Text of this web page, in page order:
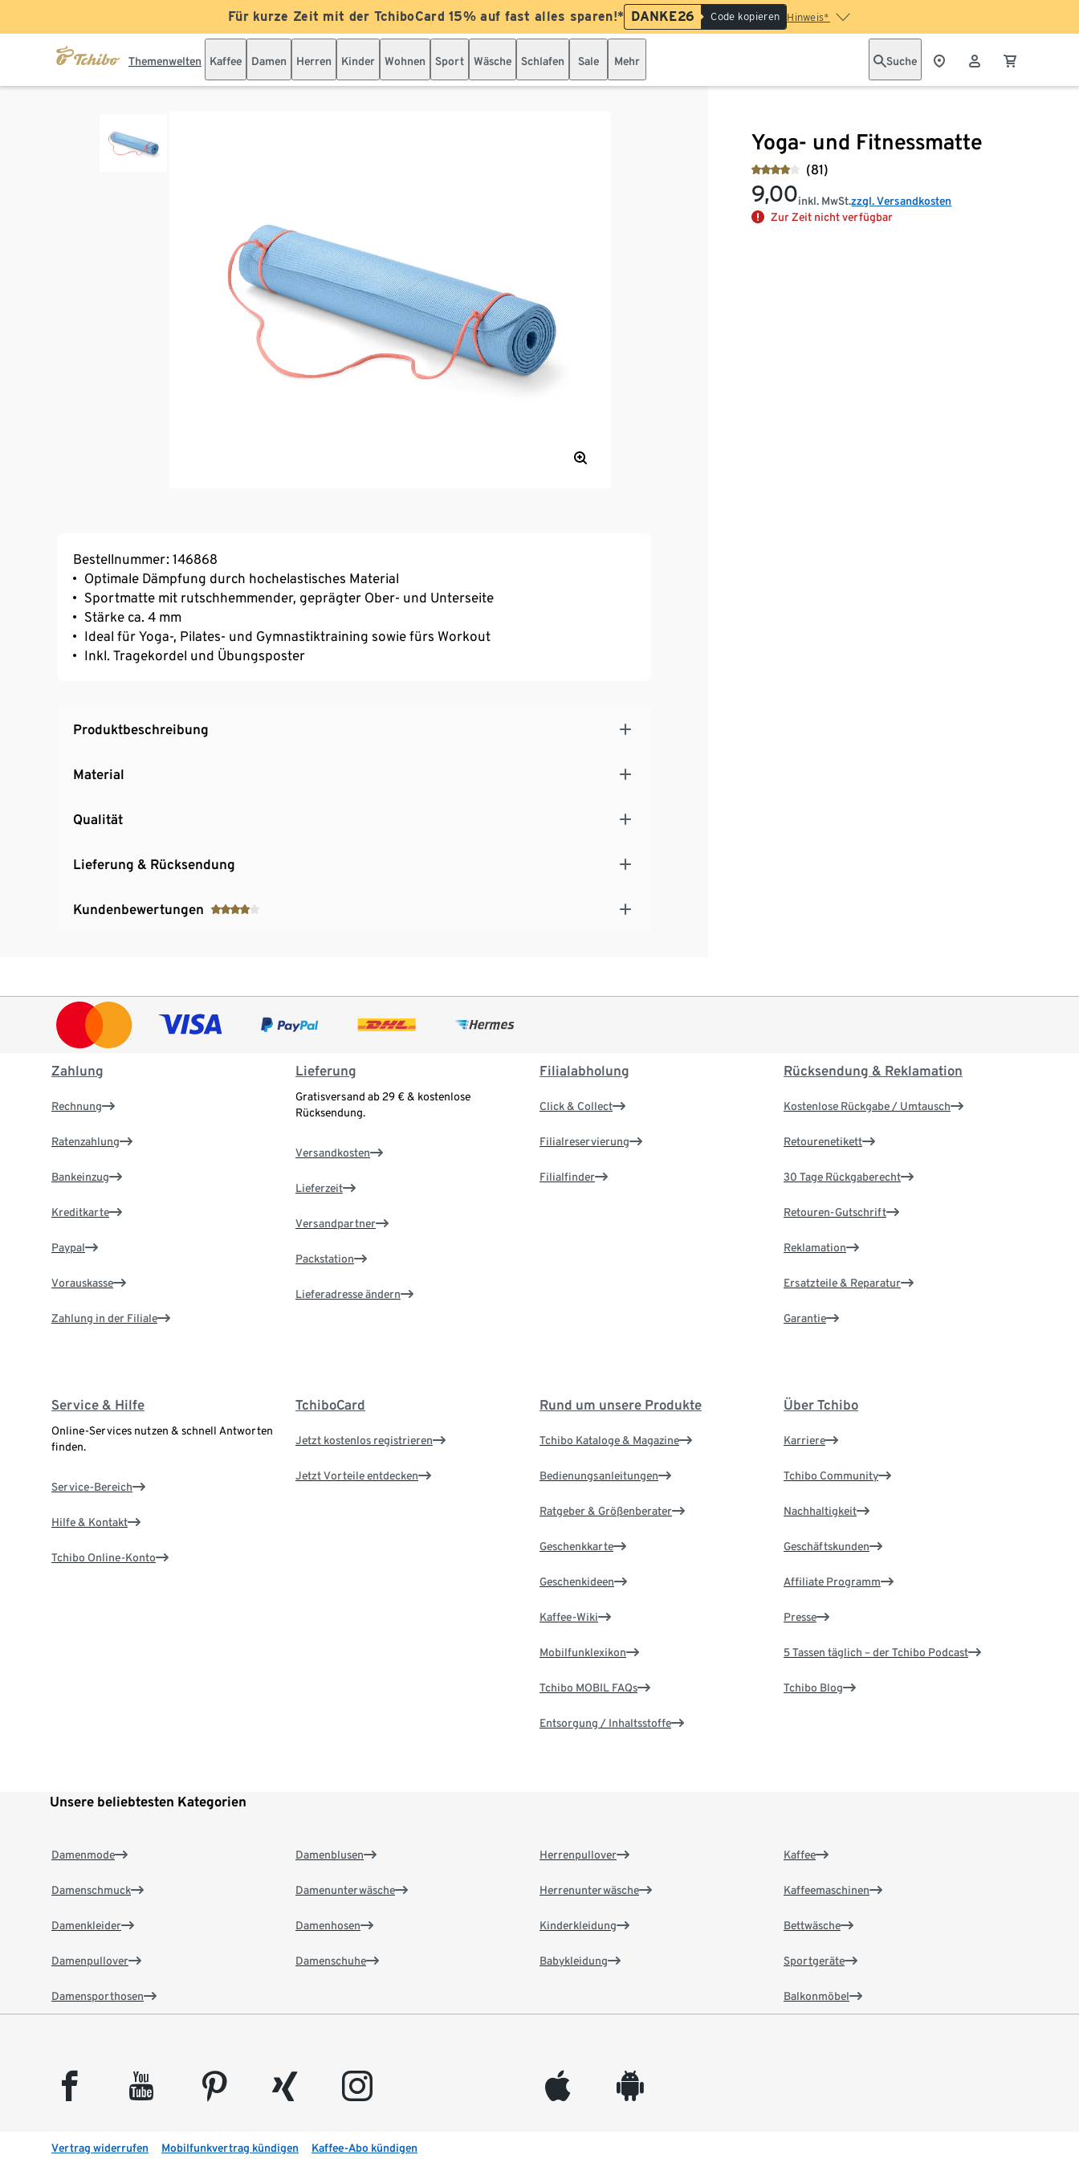
Für kurze Zeit mit der TchiboCard 15% auf fast alles sparen!* DANKE26 Code kopieren Hinweis*
Themenwelten Kaffee Damen Herren Kinder Wohnen Sport Wäsche Schlafen Sale Mehr Suche
Yoga- und Fitnessmatte
(81)
9,00inkl. MwSt.zzgl. Versandkosten
Zur Zeit nicht verfügbar
Bestellnummer: 146868
Optimale Dämpfung durch hochelastisches Material
Sportmatte mit rutschhemmender, geprägter Ober- und Unterseite
Stärke ca. 4 mm
Ideal für Yoga-, Pilates- und Gymnastiktraining sowie fürs Workout
Inkl. Tragekordel und Übungsposter
Produktbeschreibung
Material
Qualität
Lieferung & Rücksendung
Kundenbewertungen
Zahlung
Rechnung
Ratenzahlung
Bankeinzug
Kreditkarte
Paypal
Vorauskasse
Zahlung in der Filiale
Lieferung
Gratisversand ab 29 € & kostenlose
Rücksendung.
Versandkosten
Lieferzeit
Versandpartner
Packstation
Lieferadresse ändern
Filialabholung
Click & Collect
Filialreservierung
Filialfinder
Rücksendung & Reklamation
Kostenlose Rückgabe / Umtausch
Retourenetikett
30 Tage Rückgaberecht
Retouren-Gutschrift
Reklamation
Ersatzteile & Reparatur
Garantie
Service & Hilfe
Online-Services nutzen & schnell Antworten
finden.
Service-Bereich
Hilfe & Kontakt
Tchibo Online-Konto
TchiboCard
Jetzt kostenlos registrieren
Jetzt Vorteile entdecken
Rund um unsere Produkte
Tchibo Kataloge & Magazine
Bedienungsanleitungen
Ratgeber & Größenberater
Geschenkkarte
Geschenkideen
Kaffee-Wiki
Mobilfunklexikon
Tchibo MOBIL FAQs
Entsorgung / Inhaltsstoffe
Über Tchibo
Karriere
Tchibo Community
Nachhaltigkeit
Geschäftskunden
Affiliate Programm
Presse
5 Tassen täglich – der Tchibo Podcast
Tchibo Blog
Unsere beliebtesten Kategorien
Damenmode
Damenschmuck
Damenkleider
Damenpullover
Damensporthosen
Damenblusen
Damenunterwäsche
Damenhosen
Damenschuhe
Herrenpullover
Herrenunterwäsche
Kinderkleidung
Babykleidung
Kaffee
Kaffeemaschinen
Bettwäsche
Sportgeräte
Balkonmöbel
facebook youtube pinterest xing instagram appleinc android
Vertrag widerrufen Mobilfunkvertrag kündigen Kaffee-Abo kündigen